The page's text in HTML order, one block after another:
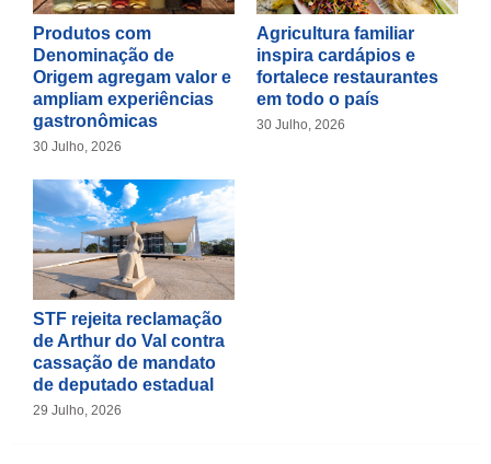
Produtos com
Denominação de
Origem agregam valor e
ampliam experiências
gastronômicas
30 Julho, 2026
Agricultura familiar
inspira cardápios e
fortalece restaurantes
em todo o país
30 Julho, 2026
STF rejeita reclamação
de Arthur do Val contra
cassação de mandato
de deputado estadual
29 Julho, 2026